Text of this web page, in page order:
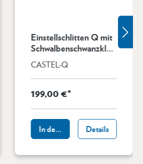
Einstellschlitten Q mit
Schwalbenschwanzkle
mmung
CASTEL-Q
199,00 €*
In den WarenkorbDetails